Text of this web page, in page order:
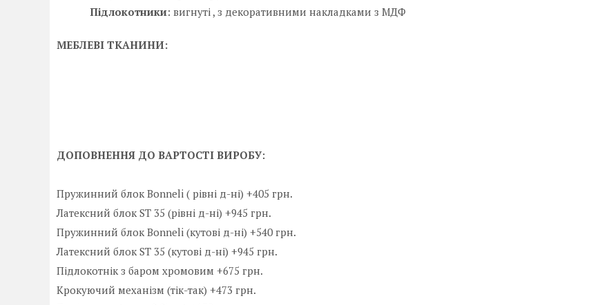
Підлокотники: вигнуті , з декоративними накладками з МДФ
МЕБЛЕВІ ТКАНИНИ:
ДОПОВНЕННЯ ДО ВАРТОСТІ ВИРОБУ:
Пружинний блок Bonneli ( рівні д-ні) +405 грн.
Латексний блок ST 35 (рівні д-ні) +945 грн.
Пружинний блок Bonneli (кутові д-ні) +540 грн.
Латексний блок ST 35 (кутові д-ні) +945 грн.
Підлокотнік з баром хромовим +675 грн.
Крокуючий механізм (тік-так) +473 грн.